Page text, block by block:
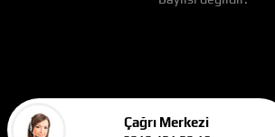
Çağrı Merkezi